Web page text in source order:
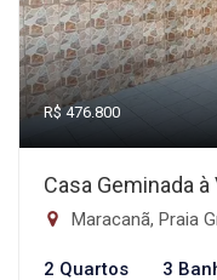
R$ 476.800
Casa Geminada
Maracanã, Praia
2 Quartos 3